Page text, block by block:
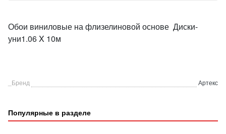
Обои виниловые на флизелиновой основе Диски-
уни1.06 X 10м
_Бренд Артекс
Популярные в разделе